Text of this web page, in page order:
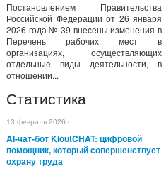
Постановлением Правительства
Российской Федерации от 26 января
2026 года № 39 внесены изменения в
Перечень рабочих мест в
организациях, осуществляющих
отдельные виды деятельности, в
отношении...
Статистика
13 февраля 2026 г.
AI-чат-бот KioutCHAT: цифровой
помощник, который совершенствует
охрану труда